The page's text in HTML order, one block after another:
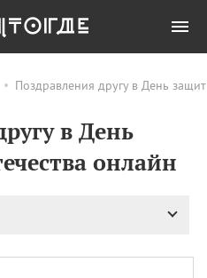
Поздравления другу в День
в День
онлайн
ПРАЗДНИКИ Все
Преображение
Господне у западных
христиан
Романа и Давида